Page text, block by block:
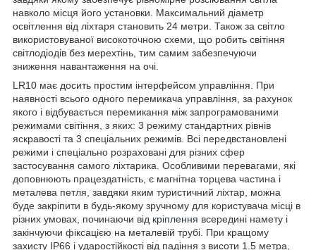
навколо місця його установки. Максимальний діаметр
освітлення від ліхтаря становить 24 метри. Також за світло
використовуваної високоточною схеми, що робить світіння
світлодіодів без мерехтінь, тим самим забезпечуючи
зниження навантаження на очі.
LR10 має досить простим інтерфейсом управління. При
наявності всього одного перемикача управління, за рахунок
якого і відбувається перемикання між запрограмованими
режимами світіння, з яких: 3 режиму стандартних рівнів
яскравості та 3 спеціальних режимів. Всі передвстановлені
режими і спеціально розраховані для різних сфер
застосування самого ліхтарика. Особливими перевагами, які
доповнюють працездатність, є магнітна торцева частина і
металева петля, завдяки яким туристичний ліхтар, можна
буде закріпити в будь-якому зручному для користувача місці в
різних умовах, починаючи від кріплення всередині намету і
закінчуючи фіксацією на металевій трубі. При кращому
захисту IP66 і ударостійкості від падіння з висоти 1.5 метра,